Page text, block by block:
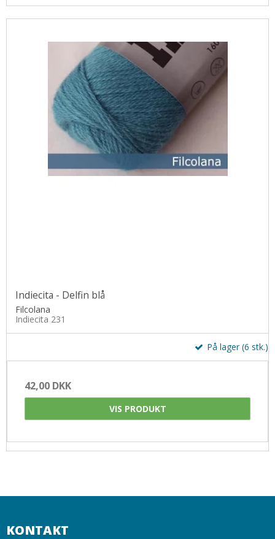
Indiecita - Delfin blå
Filcolana
Indiecita 231
På lager (6 stk.)
42,00 DKK
VIS PRODUKT
KONTAKT